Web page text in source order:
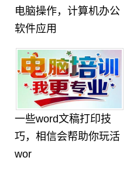
电脑操作，计算机办公
软件应用
一些word文稿打印技
巧，相信会帮助你玩活
wor